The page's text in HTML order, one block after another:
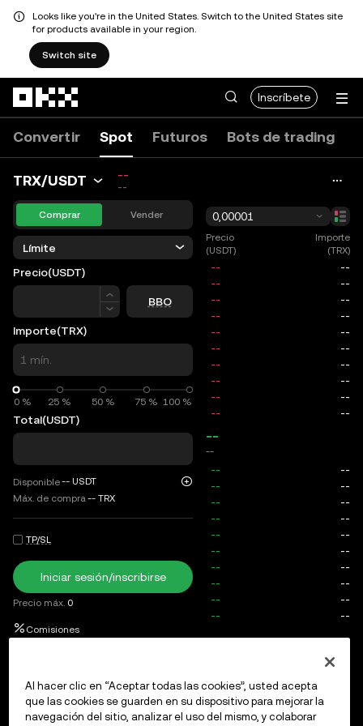
Looks like you're in the United States. Switch to the United States site
for products available in your region.
Switch site
Inscríbete
Convertir Spot Futuros Bots de trading
TRX/USDT --
--
Comprar Vender
Límite
Precio(USDT)
Precio
BBO
Importe(TRX)
0 % 25 % 50 % 75 % 100 %
0 %
Total(USDT)
Disponible-- USDT
Máx. de compra-- TRX
TP/SL
Iniciar sesión/inscribirse
Precio máx. 0
Comisiones
0,00001
Precio
(USDT)
Importe
(TRX)
--
--
Al hacer clic en “Aceptar todas las cookies”, usted acepta
que las cookies se guarden en su dispositivo para mejorar la
navegación del sitio, analizar el uso del mismo, y colaborar